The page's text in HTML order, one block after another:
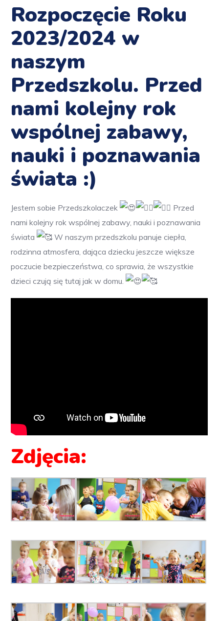
Rozpoczęcie Roku
2023/2024 w
naszym
Przedszkolu. Przed
nami kolejny rok
wspólnej zabawy,
nauki i poznawania
świata :)
Jestem sobie Przedszkolaczek
Przed
nami kolejny rok wspólnej zabawy, nauki i poznawania
świata
W naszym przedszkolu panuje ciepła,
rodzinna atmosfera, dająca dziecku jeszcze większe
poczucie bezpieczeństwa, co sprawia, że wszystkie
dzieci czują się tutaj jak w domu.
Zdjęcia: